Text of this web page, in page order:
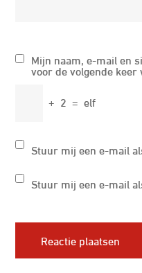
Mijn naam, e-mail en
voor de volgende keer
+ 2 = elf
Stuur mij een e-mail
Stuur mij een e-mail